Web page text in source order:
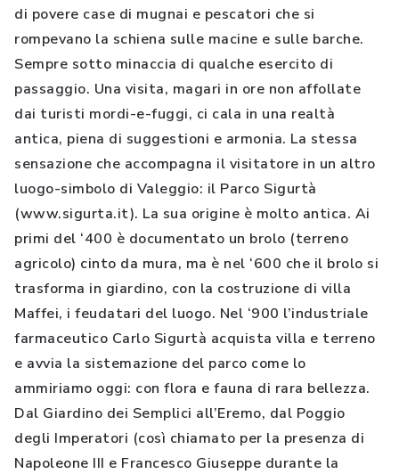
di povere case di mugnai e pescatori che si
rompevano la schiena sulle macine e sulle barche.
Sempre sotto minaccia di qualche esercito di
passaggio. Una visita, magari in ore non affollate
dai turisti mordi-e-fuggi, ci cala in una realtà
antica, piena di suggestioni e armonia. La stessa
sensazione che accompagna il visitatore in un altro
luogo-simbolo di Valeggio: il Parco Sigurtà
(www.sigurta.it). La sua origine è molto antica. Ai
primi del ‘400 è documentato un brolo (terreno
agricolo) cinto da mura, ma è nel ‘600 che il brolo si
trasforma in giardino, con la costruzione di villa
Maffei, i feudatari del luogo. Nel ‘900 l’industriale
farmaceutico Carlo Sigurtà acquista villa e terreno
e avvia la sistemazione del parco come lo
ammiriamo oggi: con flora e fauna di rara bellezza.
Dal Giardino dei Semplici all’Eremo, dal Poggio
degli Imperatori (così chiamato per la presenza di
Napoleone III e Francesco Giuseppe durante la